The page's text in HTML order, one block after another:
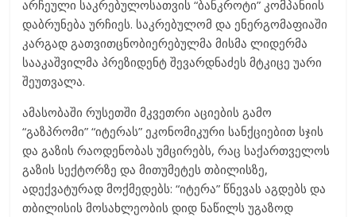
არჩეული საკრებულოსათვის “ბანკროტი” კომპანიის
დაბრუნება ურჩიეს. საკრებულომ და ენერგომაფიაში
კარგად გათვითცნობიერებულმა მისმა ლიდერმა
სააკაშვილმა პრეზიდენტ შევარდნაძეს მტკიცე უარი
შეუთვალა.
ამასობაში რუსეთში მკვეთრი აციების გამო
“გაზპრომი” “იტერას” ეკონომიკური სანქციებით სჯის
და გაზის რაოდენობას უმცირებს, რაც საქართველოს
გაზის სექტორზე და მითუმეტეს თბილისზე,
ადექვატურად მოქმედებს: “იტერა” წნევას აგდებს და
თბილისის მოსახლეობის დიდ ნაწილს უგაზოდ